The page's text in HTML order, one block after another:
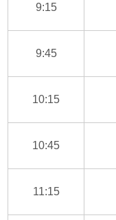
9:15
9:45
10:15
10:45
11:15